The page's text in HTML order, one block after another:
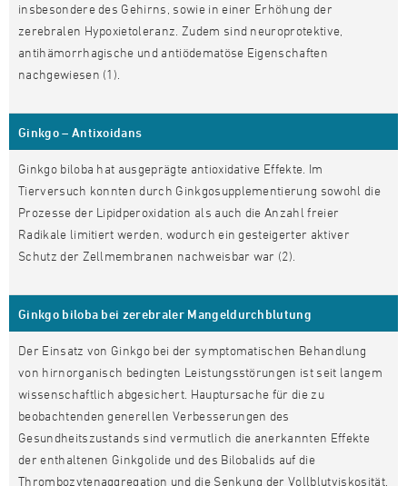
insbesondere des Gehirns, sowie in einer Erhöhung der
zerebralen Hypoxietoleranz. Zudem sind neuroprotektive,
antihämorrhagische und antiödematöse Eigenschaften
nachgewiesen (1).
Ginkgo – Antixoidans
Ginkgo biloba hat ausgeprägte antioxidative Effekte. Im
Tierversuch konnten durch Ginkgosupplementierung sowohl die
Prozesse der Lipidperoxidation als auch die Anzahl freier
Radikale limitiert werden, wodurch ein gesteigerter aktiver
Schutz der Zellmembranen nachweisbar war (2).
Ginkgo biloba bei zerebraler Mangeldurchblutung
Der Einsatz von Ginkgo bei der symptomatischen Behandlung
von hirnorganisch bedingten Leistungsstörungen ist seit langem
wissenschaftlich abgesichert. Hauptursache für die zu
beobachtenden generellen Verbesserungen des
Gesundheitszustands sind vermutlich die anerkannten Effekte
der enthaltenen Ginkgolide und des Bilobalids auf die
Thrombozytenaggregation und die Senkung der Vollblutviskosität.